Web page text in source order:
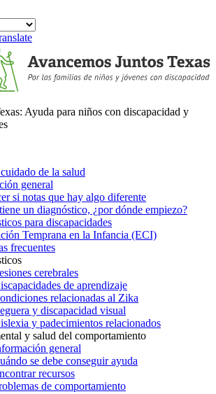
Ayuda para niños con discapacidad y
de la salud
general
si notas que hay algo diferente
un diagnóstico, ¿por dónde empiezo?
para discapacidades
Temprana en la Infancia (ECI)
frecuentes
cerebrales
de aprendizaje
relacionadas al Zika
y discapacidad visual
y padecimientos relacionados
y salud del comportamiento
general
se debe conseguir ayuda
recursos
de comportamiento